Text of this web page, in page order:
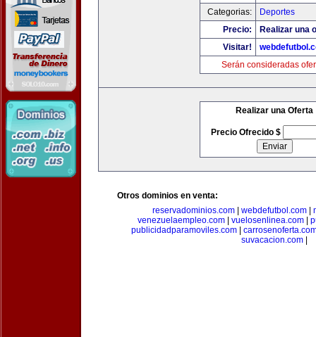
Categorias:
Deportes
Precio:
Realizar una
Visitar!
Serán consideradas
Realizar una Oferta
Precio Ofrecido $
Otros dominios en venta:
reservadominios.com
webdefutbol.com
venezuelaempleo.com
vuelosenlinea.com
publicidadparamoviles.com
suvacacion.com